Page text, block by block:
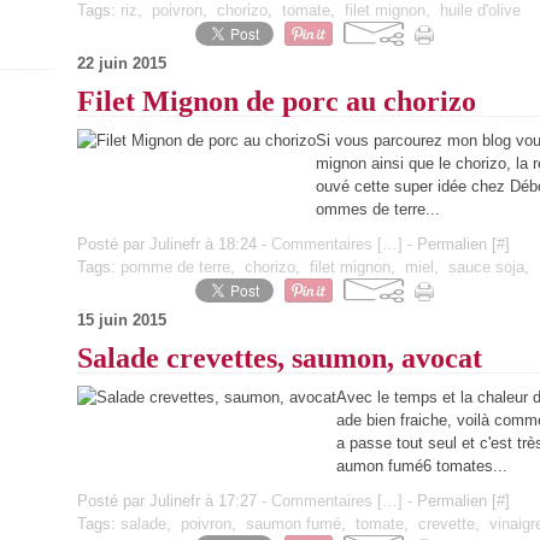
Tags: riz, poivron, chorizo, tomate, filet mignon, huile d'olive
22 juin 2015
Filet Mignon de porc au chorizo
Si vous parcourez mon blog
mignon ainsi que le chorizo, la
ouvé cette super idée chez
ommes de terre...
Posté par Julinefr à 18:24 - Commentaires [ …] - Permalien [#]
Tags: pomme de terre, chorizo, filet mignon, miel , sauce soja,
15 juin 2015
Salade crevettes, saumon, avocat
Avec le temps et la chaleur
ade bien fraiche, voilà
a passe tout seul et c'est
aumon fumé6 tomates...
Posté par Julinefr à 17:27 - Commentaires [ …] - Permalien [#]
Tags: salade, poivron, saumon fumé, tomate, crevette,